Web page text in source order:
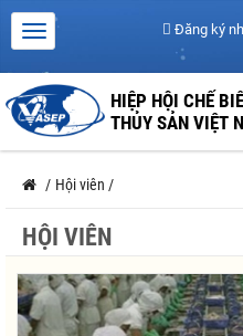
Đăng ký
HIỆP HỘI CHẾ
THỦY SẢN VIỆT
/ Hội viên /
HỘI VIÊN